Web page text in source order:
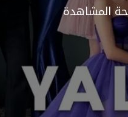
المشاهدة